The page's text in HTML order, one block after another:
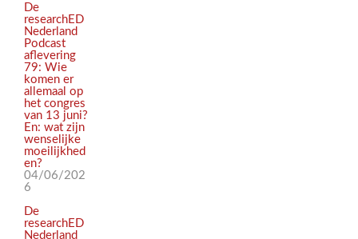
De
researchED
Nederland
Podcast
aflevering
79: Wie
komen er
allemaal op
het congres
van 13 juni?
En: wat zijn
wenselijke
moeilijkhed
en?
04/06/202
6
De
researchED
Nederland